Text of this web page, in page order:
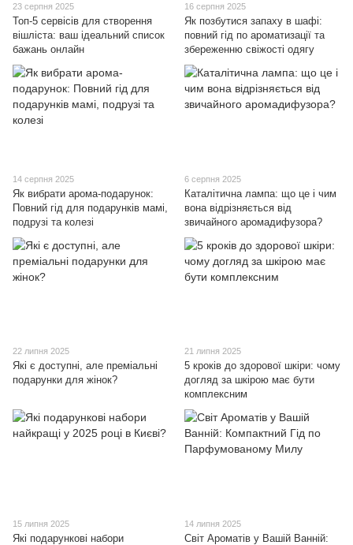
23 серпня 2025
Топ-5 сервісів для створення
вішліста: ваш ідеальний список
бажань онлайн
16 серпня 2025
Як позбутися запаху в шафі:
повний гід по ароматизації та
збереженню свіжості одягу
14 серпня 2025
Як вибрати арома-подарунок:
Повний гід для подарунків мамі,
подрузі та колезі
6 серпня 2025
Каталітична лампа: що це і чим
вона відрізняється від
звичайного аромадифузора?
22 липня 2025
Які є доступні, але преміальні
подарунки для жінок?
21 липня 2025
5 кроків до здорової шкіри: чому
догляд за шкірою має бути
комплексним
15 липня 2025
Які подарункові набори
14 липня 2025
Світ Ароматів у Вашій Ванній: